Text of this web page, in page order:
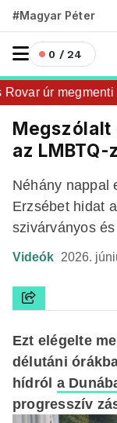
#Magyar Péter
0 / 24
úr megmenti
az
Néhány nappal
Erzsébet hidat
szivárványos
Videók 2026.
Ezt elégelte
délutáni
hídról a
progresszív